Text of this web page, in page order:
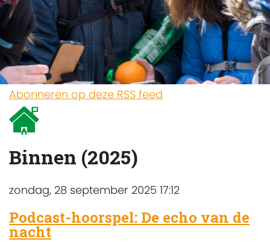
Abonneren op deze RSS feed
Binnen (2025)
zondag, 28 september 2025 17:12
Podcast-hoorspel: De echo van de
nacht